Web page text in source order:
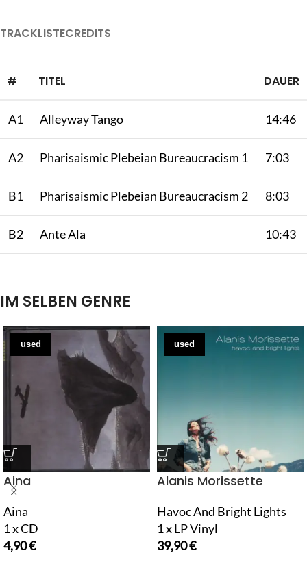
TRACKLISTECREDITS
# TITEL DAUER
A1 Alleyway Tango 14:46
A2 Pharisaismic Plebeian Bureaucracism 1 7:03
B1 Pharisaismic Plebeian Bureaucracism 2 8:03
B2 Ante Ala 10:43
IM SELBEN GENRE
used
Aina
Aina
1 x CD
4,90€
used
Alanis Morissette
Havoc And Bright Lights
1 x LP Vinyl
39,90€